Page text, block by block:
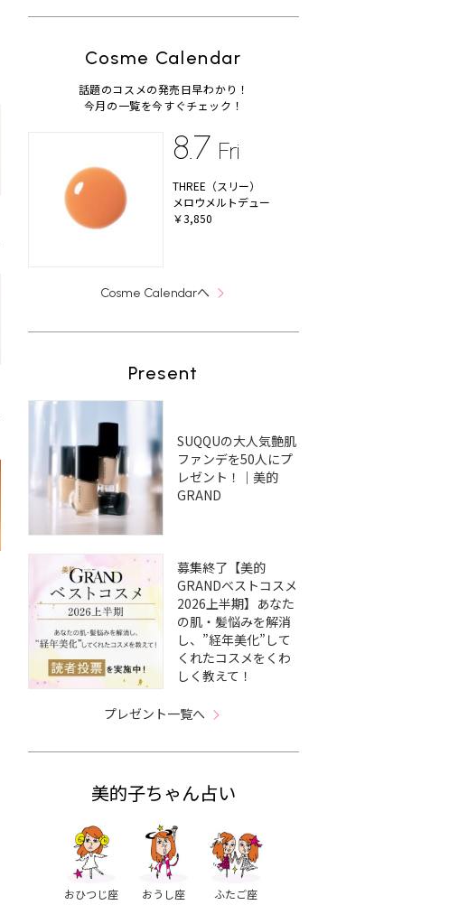
Cosme Calendar
話題のコスメの発売日早わかり！
今月の一覧を今すぐチェック！
8.7 Fri
THREE（スリー）
メロウメルトデュー
￥3,850
Cosme Calendarへ
Present
SUQQUの大人気艶肌
ファンデを50人にプ
レゼント！｜美的
GRAND
募集終了【美的
GRANDベストコスメ
2026上半期】あなた
の肌・髪悩みを解消
し、”経年美化”して
くれたコスメをくわ
しく教えて！
プレゼント一覧へ
美的子ちゃん占い
おひつじ座 おうし座 ふたご座